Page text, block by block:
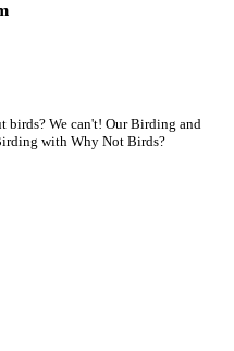
birds? We can't! Our Birding and
with Why Not Birds?